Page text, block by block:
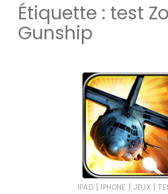
Étiquette : test
Gunship
IPAD | IPHONE | JEUX |